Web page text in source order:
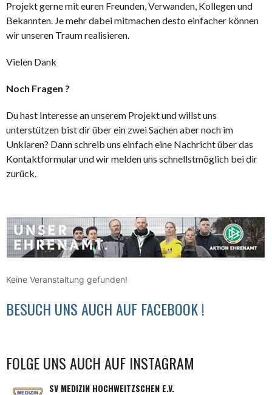
Projekt gerne mit euren Freunden, Verwanden, Kollegen und
Bekannten. Je mehr dabei mitmachen desto einfacher können
wir unseren Traum realisieren.
Vielen Dank
Noch Fragen ?
Du hast Interesse an unserem Projekt und willst uns
unterstützen bist dir über ein zwei Sachen aber noch im
Unklaren? Dann schreib uns einfach eine Nachricht über das
Kontaktformular und wir melden uns schnellstmöglich bei dir
zurück.
Keine Veranstaltung gefunden!
BESUCH UNS AUCH AUF FACEBOOK !
FOLGE UNS AUCH AUF INSTAGRAM
SV MEDIZIN HOCHWEITZSCHEN E.V.